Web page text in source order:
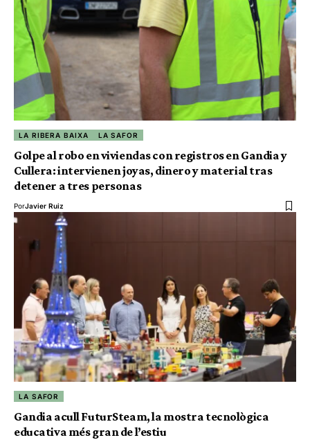
LA RIBERA BAIXA LA SAFOR
Golpe al robo en viviendas con registros en Gandia y
Cullera: intervienen joyas, dinero y material tras
detener a tres personas
PorJavier Ruiz
LA SAFOR
Gandia acull FuturSteam, la mostra tecnològica
educativa més gran de l’estiu